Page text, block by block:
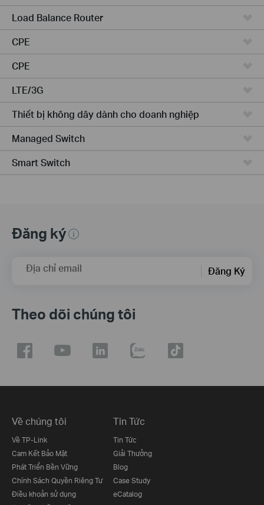
Load Balance Router
CPE
CPE
LTE/3G
Thiết bị không dây dành cho doanh nghiệp
Managed Switch
Smart Switch
Đăng ký
Địa chỉ email Đăng Ký
Theo dõi chúng tôi
Về chúng tôi
Về TP-Link
Cam Kết Bảo Mật
Phát Triển Bền Vững
Chính Sách Quyền Riêng Tư
Điều khoản sử dụng
Tin Tức
Tin Tức
Giải Thưởng
Blog
Case Study
eCatalog